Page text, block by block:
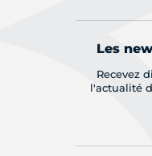
Les
Recevez
l'actualité